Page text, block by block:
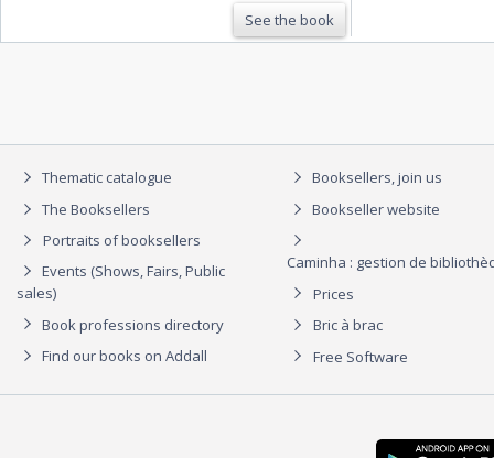
See the book
Thematic catalogue
The Booksellers
Portraits of booksellers
Events (Shows, Fairs, Public
sales)
Book professions directory
Find our books on Addall
Booksellers, join us
Bookseller website
Caminha : gestion de
Prices
Bric à brac
Free Software